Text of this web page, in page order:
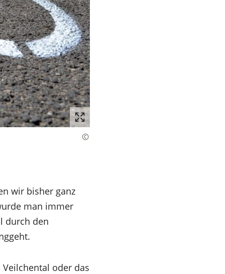
wir bisher ganz
man immer
durch den
oder das